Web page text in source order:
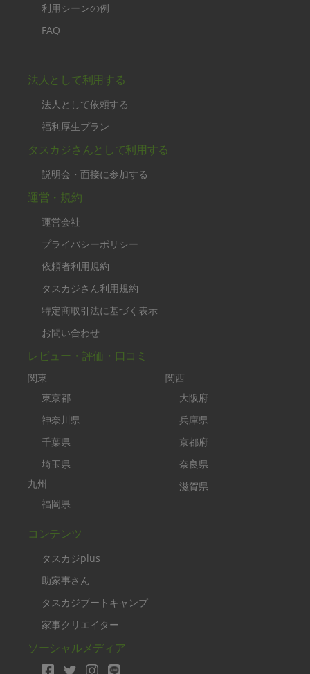
利用シーンの例
FAQ
法人として利用する
法人として依頼する
福利厚生プラン
タスカジさんとして利用する
説明会・面接に参加する
運営・規約
運営会社
プライバシーポリシー
依頼者利用規約
タスカジさん利用規約
特定商取引法に基づく表示
お問い合わせ
レビュー・評価・口コミ
関東
東京都
神奈川県
千葉県
埼玉県
九州
福岡県
関西
大阪府
兵庫県
京都府
奈良県
滋賀県
コンテンツ
タスカジplus
助家事さん
タスカジブートキャンプ
家事クリエイター
ソーシャルメディア